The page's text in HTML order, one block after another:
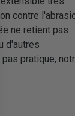
contre
ne retient pas
d'autres
pratique,